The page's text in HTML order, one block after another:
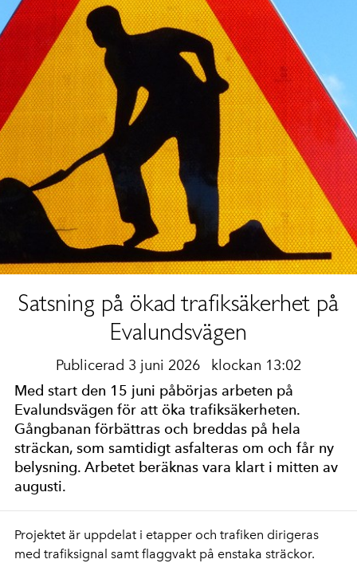
Satsning på ökad trafiksäkerhet på
Evalundsvägen
Publicerad 3 juni 2026 klockan 13:02
Med start den 15 juni påbörjas arbeten på
Evalundsvägen för att öka trafiksäkerheten.
Gångbanan förbättras och breddas på hela
sträckan, som samtidigt asfalteras om och får ny
belysning. Arbetet beräknas vara klart i mitten av
augusti.
Projektet är uppdelat i etapper och trafiken dirigeras
med trafiksignal samt flaggvakt på enstaka sträckor.